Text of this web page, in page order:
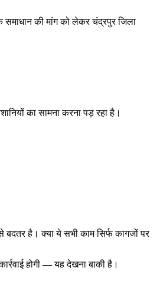
की मांग को लेकर चंद्रपुर जिला
का सामना करना पड़ रहा है।
बदतर है। क्या ये सभी काम सिर्फ कागजों पर
होगी — यह देखना बाकी है।